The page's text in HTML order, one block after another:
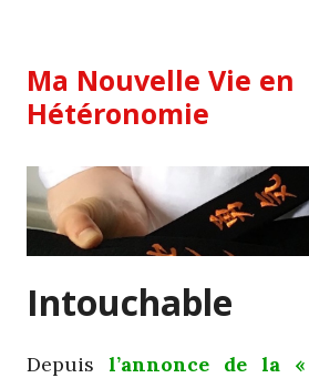
content
Ma Nouvelle Vie en
Hétéronomie
Intouchable
Depuis l’annonce de la «